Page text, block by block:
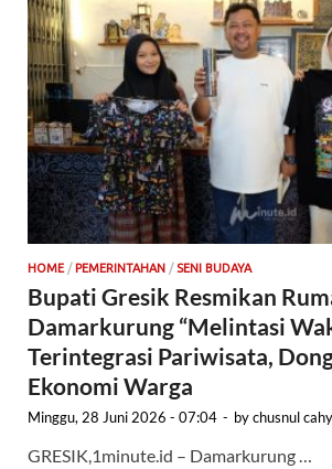
HOME/ PEMERINTAHAN /SENI BUDAYA
Bupati Gresik Resmikan
Damarkurung “Melintasi
Terintegrasi Pariwisata,
Ekonomi Warga
Minggu, 28 Juni 2026 - 07:04 - bychusnul
GRESIK,1minute.id – Damarkurung …